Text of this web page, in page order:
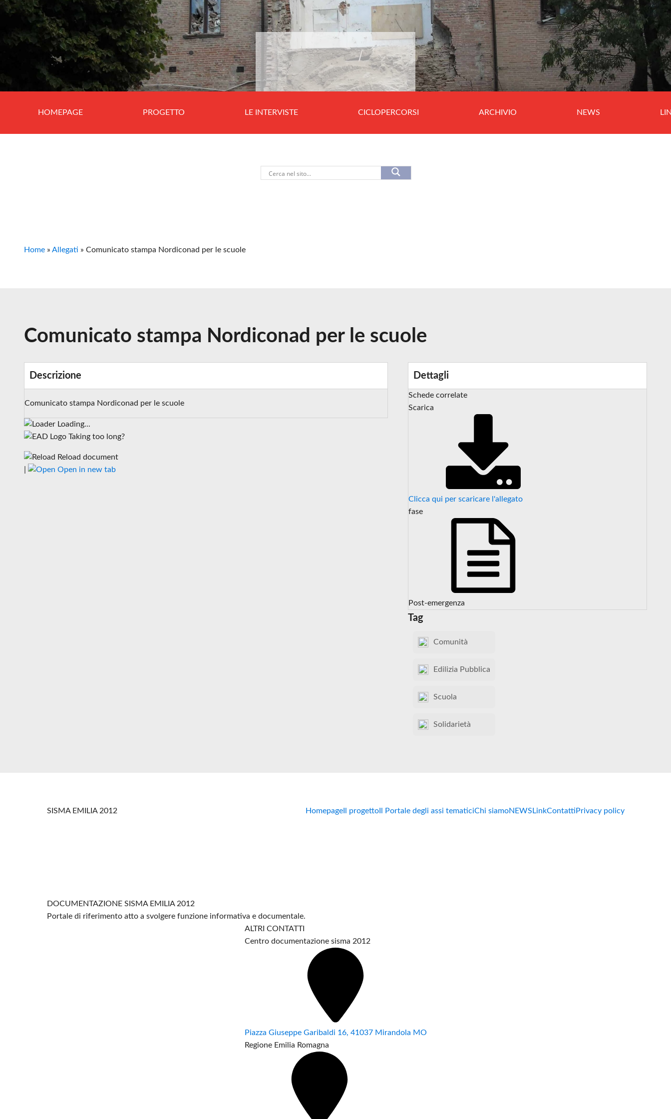
HOMEPAGE PROGETTO LE INTERVISTE CICLOPERCORSI ARCHIVIO NEWS
Home » Allegati » Comunicato stampa Nordiconad per le scuole
Comunicato stampa Nordiconad per le scuole
Descrizione
Comunicato stampa Nordiconad per le scuole
Loading...
Taking too long?
Reload document
Open in new tab
Dettagli
Schede correlate
Scarica
Clicca qui per scaricare l'allegato
fase
Post-emergenza
Tag
Comunità
Edilizia Pubblica
Scuola
Solidarietà
SISMA EMILIA 2012
DOCUMENTAZIONE SISMA EMILIA 2012
Portale di riferimento atto a svolgere funzione informativa e documentale.
HomepageIl progettoIl Portale degli assi tematiciChi siamoNEWS LinkContatti Privacy policy
ALTRI CONTATTI
Centro documentazione sisma 2012
Piazza Giuseppe Garibaldi 16, 41037 Mirandola MO
Regione Emilia Romagna